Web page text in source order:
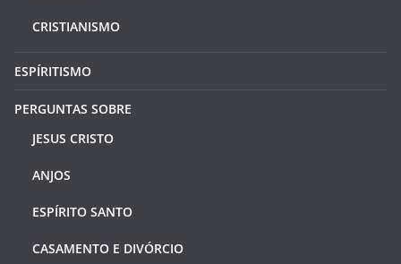
CRISTIANISMO
ESPÍRITISMO
PERGUNTAS SOBRE
JESUS CRISTO
ANJOS
ESPÍRITO SANTO
CASAMENTO E DIVÓRCIO